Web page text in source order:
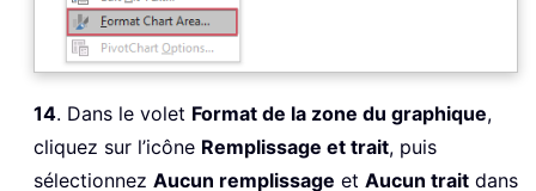
14. Dans le volet Format de la zone du graphique,
cliquez sur l’icône Remplissage et trait, puis
sélectionnez Aucun remplissage et Aucun trait dans